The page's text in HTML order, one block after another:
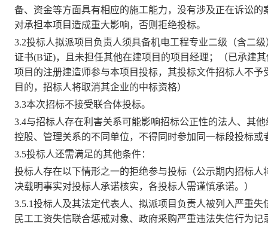
备、资金等方面具有相应的施工能力，没有涉及正在诉讼的
对承担本项目造成重大影响，否则拒绝投标。
3.2投标人拟派项目负责人须具备机电工程专业二级（含二
证书(B证)，且未担任其他在建项目的项目经理；（已承建
项目的注册建造师参与本项目投标，其投标文件招标人不
目的，招标人将取消其企业的中标资格）
3.3本次招标不接受联合体投标。
3.4与招标人存在利害关系可能影响招标公正性的法人、其
控股、管理关系的不同单位，不得同时参加同一标段投标
3.5投标人还需满足的其他条件：
投标人存在以下情形之一的拒绝参与投标（公示期内招标
决载明事实对投标人承诺核实，各投标人需谨慎承诺。）
3.5.1投标人及其法定代表人、拟派项目负责人被列入严重
民工工资失信联合惩戒对象、政府采购严重违法失信行为